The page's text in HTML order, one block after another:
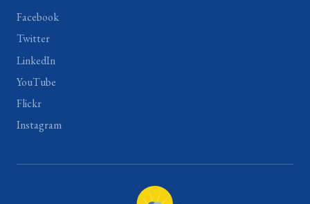
Facebook
Twitter
LinkedIn
YouTube
Flickr
Instagram